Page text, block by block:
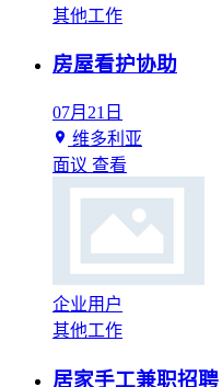
其他工作
房屋看护协助
07月21日
维多利亚
面议 查看
企业用户
其他工作
居家手工兼职招聘